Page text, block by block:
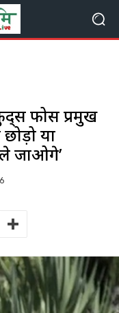
फोर्स प्रमुख
या
जाओगे’